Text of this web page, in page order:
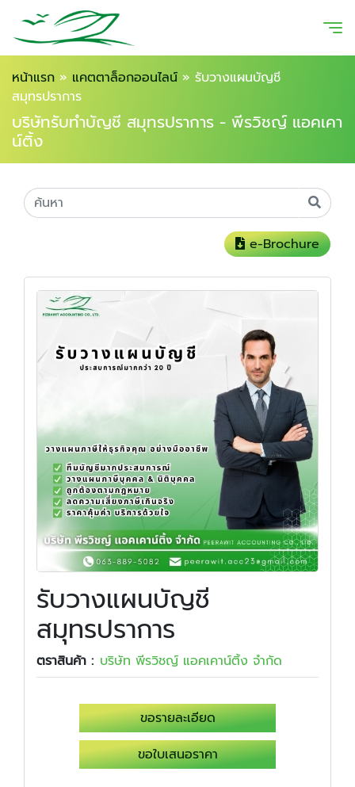
หน้าแรก » แคตตาล็อกออนไลน์ » รับวางแผนบัญชี
สมุทรปราการ
บริษัทรับทำบัญชี สมุทรปราการ - พีรวิชญ์ แอคเคา
น์ติ้ง
e-Brochure
รับวางแผนบัญชี
สมุทรปราการ
ตราสินค้า : บริษัท พีรวิชญ์ แอคเคาน์ติ้ง จำกัด
ขอรายละเอียด
ขอใบเสนอราคา